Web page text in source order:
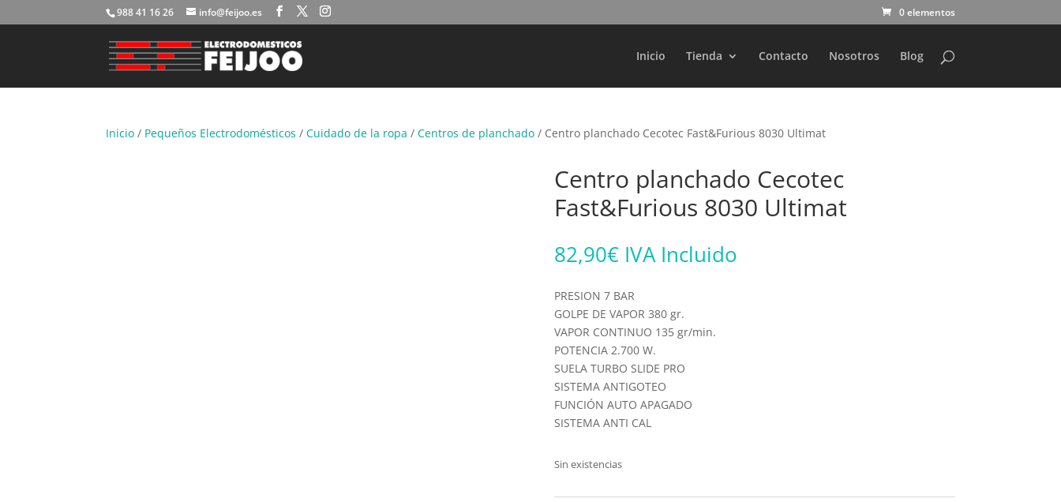
988 41 16 26 info@feijoo.es 0 elementos
Inicio Tienda Contacto Nosotros Blog
Búsqueda
productos
Inicio / Pequeños Electrodomésticos /Cuidado de la ropa /Centros de planchado / Centro planchado Cecotec Fast&Furious 8030 Ultimat
Centro planchado Cecotec
Fast&Furious 8030 Ultimat
82,90€ IVA Incluido
PRESION 7 BAR
GOLPE DE VAPOR 380 gr.
VAPOR CONTINUO 135 gr/min.
POTENCIA 2.700 W.
SUELA TURBO SLIDE PRO
SISTEMA ANTIGOTEO
FUNCIÓN AUTO APAGADO
SISTEMA ANTI CAL
Sin existencias